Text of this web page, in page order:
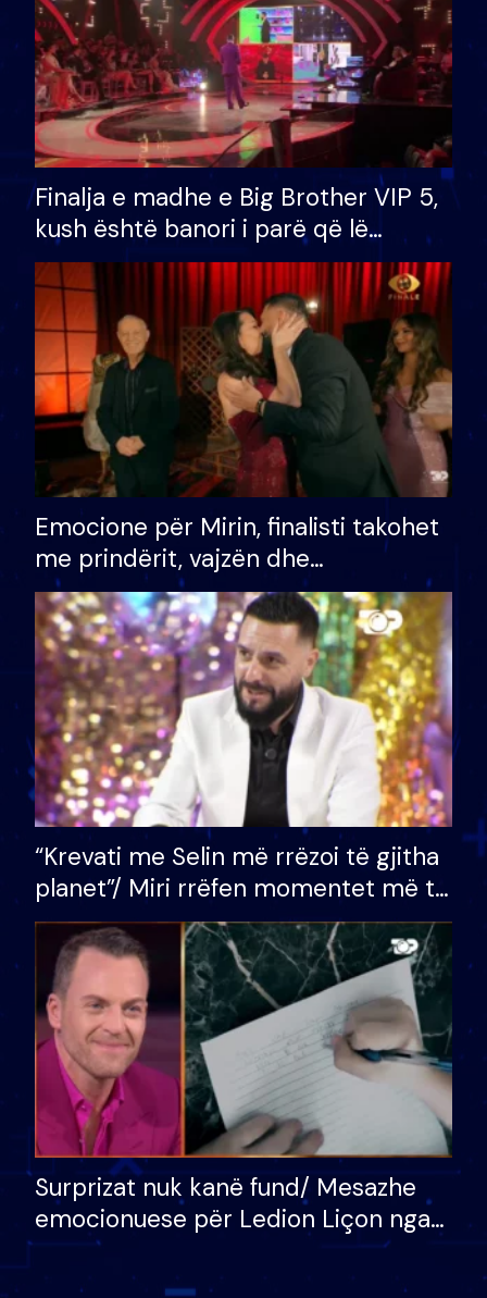
Finalja e madhe e Big Brother VIP 5,
kush është banori i parë që lë
shtëpinë dhe humb mundësinë për
të fituar çmimin e madh
Emocione për Mirin, finalisti takohet
me prindërit, vajzën dhe
bashkëshorten: S’kemi ndonjë letër
divorci apo jo?
“Krevati me Selin më rrëzoi të gjitha
planet”/ Miri rrëfen momentet më të
bukura në shtëpinë e BB VIP: Do më
mungojë zilja e mëngjesit kur…
Surprizat nuk kanë fund/ Mesazhe
emocionuese për Ledion Liçon nga
nëna dhe fëmijët e tij, moderatori
nuk i mban dot lotët: Nuk meritoj…